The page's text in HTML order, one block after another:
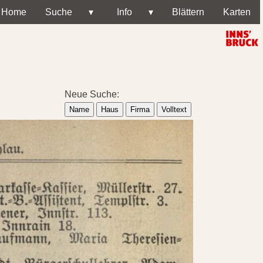
Home Suche ▾ Info ▾ Blättern Karten
Neue Suche:
Name Haus Firma Volltext